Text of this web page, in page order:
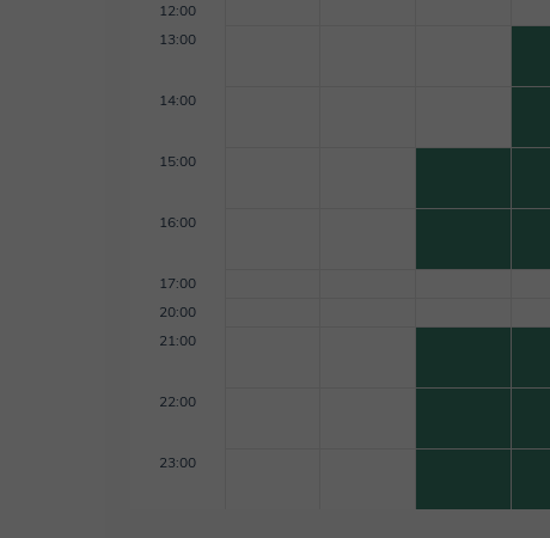
12:00
13:00
14:00
15:00
16:00
17:00
20:00
21:00
22:00
23:00